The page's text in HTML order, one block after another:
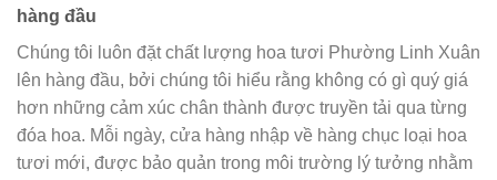
hàng đầu
Chúng tôi luôn đặt chất lượng hoa tươi Phường Linh Xuân
lên hàng đầu, bởi chúng tôi hiểu rằng không có gì quý giá
hơn những cảm xúc chân thành được truyền tải qua từng
đóa hoa. Mỗi ngày, cửa hàng nhập về hàng chục loại hoa
tươi mới, được bảo quản trong môi trường lý tưởng nhằm